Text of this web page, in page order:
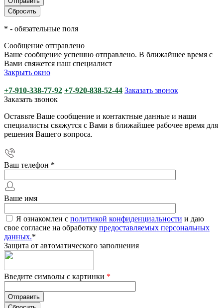
* - обязательные поля
Сообщение отправлено
Ваше сообщение успешно отправлено. В ближайшее время с
Вами свяжется наш специалист
Закрыть окно
+7-910-338-77-92 +7-920-838-52-44 Заказать звонок
Заказать звонок
Оставьте Ваше сообщение и контактные данные и наши
специалисты свяжутся с Вами в ближайшее рабочее время для
решения Вашего вопроса.
Ваш телефон *
Ваше имя
Я ознакомлен с политикой конфиденциальности и даю
свое согласие на обработку предоставляемых персональных
данных.*
Защита от автоматического заполнения
Введите символы с картинки *